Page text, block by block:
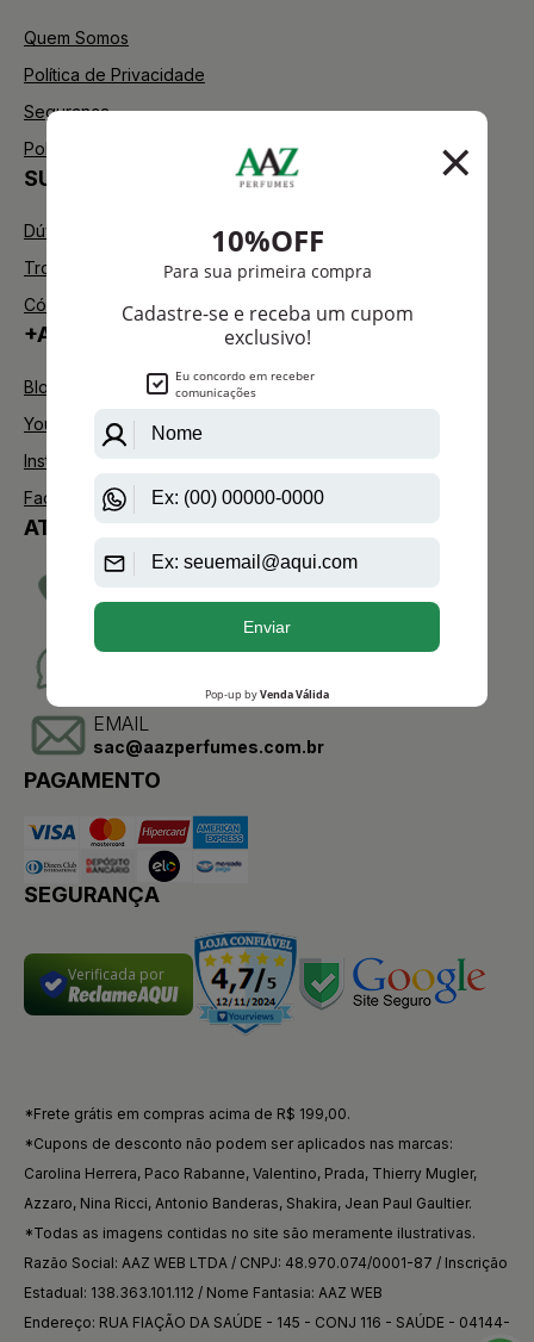
Quem Somos
Política de Privacidade
Segurança
Política de Troca
SUPORTE
Dúvidas Frequentes
Trocas e Devoluções
Código de defesa do consumidor
+AAZ PERFUMES
Blog
Youtube
Instagram
Facebook
ATENDIMENTO
(11)2275-0076
WHATSAPP
EMAIL
sac@aazperfumes.com.br
PAGAMENTO
SEGURANÇA
Verificada por
*Frete grátis em compras acima de R$ 199,00.
*Cupons de desconto não podem ser aplicados nas marcas:
Carolina Herrera, Paco Rabanne, Valentino, Prada, Thierry Mugler,
Azzaro, Nina Ricci, Antonio Banderas, Shakira, Jean Paul Gaultier.
*Todas as imagens contidas no site são meramente ilustrativas.
Razão Social: AAZ WEB LTDA / CNPJ: 48.970.074/0001-87 / Inscrição
Estadual: 138.363.101.112 / Nome Fantasia: AAZ WEB
Endereço: RUA FIAÇÃO DA SAÚDE - 145 - CONJ 116 - SAÚDE - 04144-